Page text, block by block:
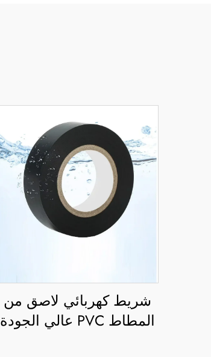
شريط كهربائي لاصق من
المطاط PVC عالي الجودة